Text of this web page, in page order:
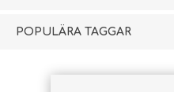
POPULÄRA TAGGAR